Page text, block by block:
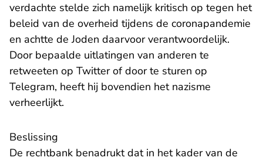
verdachte stelde zich namelijk kritisch op tegen het
beleid van de overheid tijdens de coronapandemie
en achtte de Joden daarvoor verantwoordelijk.
Door bepaalde uitlatingen van anderen te
retweeten op Twitter of door te sturen op
Telegram, heeft hij bovendien het nazisme
verheerlijkt.
Beslissing
De rechtbank benadrukt dat in het kader van de